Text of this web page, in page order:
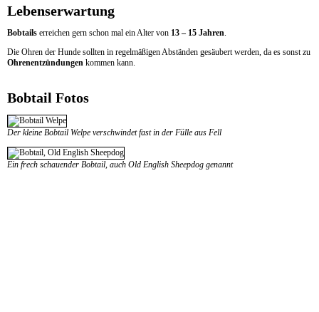
Lebenserwartung
Bobtails erreichen gern schon mal ein Alter von 13 – 15 Jahren.
Die Ohren der Hunde sollten in regelmäßigen Abständen gesäubert werden, da es sonst zu
Ohrenentzündungen kommen kann.
Bobtail Fotos
Der kleine Bobtail Welpe verschwindet fast in der Fülle aus Fell
Ein frech schauender Bobtail, auch Old English Sheepdog genannt